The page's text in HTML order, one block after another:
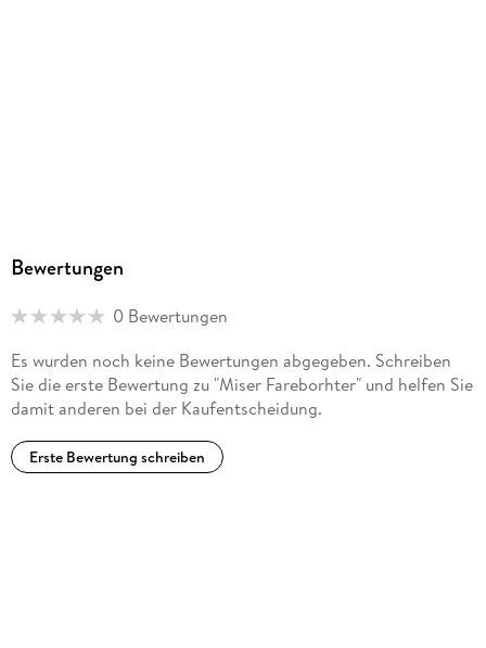
Bewertungen
0 Bewertungen
Es wurden noch keine Bewertungen abgegeben. Schreiben
Sie die erste Bewertung zu "Miser Fareborhter" und helfen Sie
damit anderen bei der Kaufentscheidung.
Erste Bewertung schreiben